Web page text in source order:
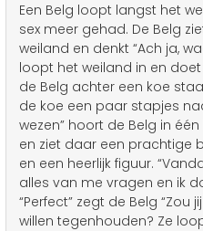
Een Belg loopt langst het
sex meer gehad. De Belg
weiland en denkt “Ach ja,
loopt het weiland in en doet
de Belg achter een koe
de koe een paar stapjes
wezen” hoort de Belg in
en ziet daar een prachtige
en een heerlijk figuur.
alles van me vragen en ik
“Perfect” zegt de Belg
willen tegenhouden? Ze